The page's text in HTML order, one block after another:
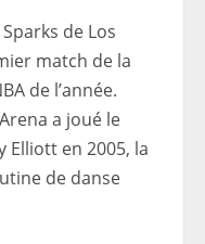
de Los
match de la
de l’année.
a joué le
Elliott en 2005, la
de danse